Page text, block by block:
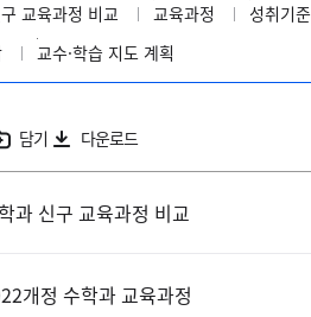
교육과정 비교 교육과정 성취기준
교수·학습 지도 계획
담기 다운로드
과 신구 교육과정 비교
개정 수학과 교육과정